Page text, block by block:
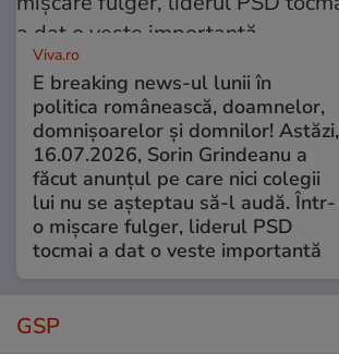
Viva.ro
E breaking news-ul lunii în
politica românească, doamnelor,
domnișoarelor și domnilor! Astăzi,
16.07.2026, Sorin Grindeanu a
făcut anunțul pe care nici colegii
lui nu se așteptau să-l audă. Într-
o mișcare fulger, liderul PSD
tocmai a dat o veste importantă
GSP